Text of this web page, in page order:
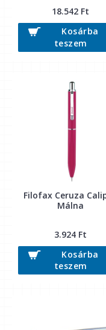
18.542 Ft
Kosárba
teszem
Filofax Ceruza
Málna
3.924 Ft
Kosárba
teszem